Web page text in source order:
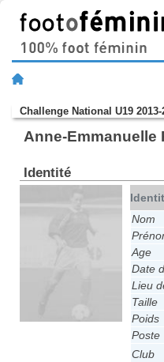
Challenge National U19
Anne-Emmanuelle
Identité
Nom
Age
Date
Lieu
Taille
Poids
Poste
Club